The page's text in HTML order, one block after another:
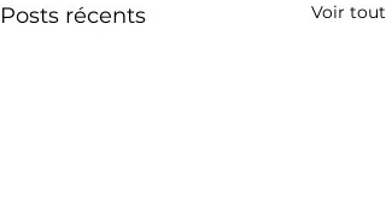
Posts récents Voir tout